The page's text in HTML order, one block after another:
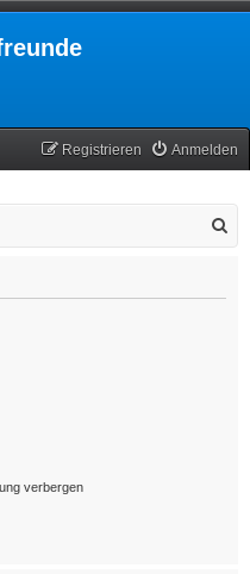
Anmelden
Registrieren
verbergen